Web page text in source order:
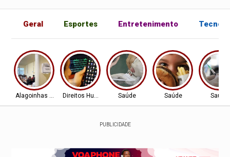
Geral Esportes Entretenimento
Alagoinhas - BA Direitos Humanos Saúde Saúde Saúde
PUBLICIDADE